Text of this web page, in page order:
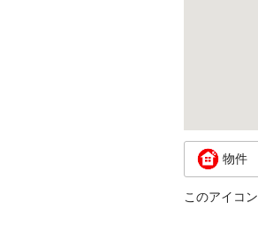
物件
このアイコ